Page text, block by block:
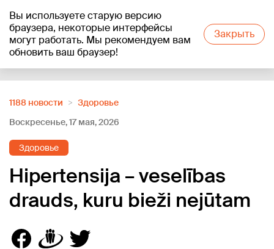
Вы используете старую версию
браузера, некоторые интерфейсы
могут работать. Мы рекомендуем вам
обновить ваш браузер!
Закрыть
+24°C
1188 новости
Здоровье
Воскресенье, 17 мая, 2026
Здоровье
Hipertensija – veselības
drauds, kuru bieži nejūtam